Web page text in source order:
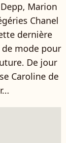
Marion
Chanel
dernière
mode pour
De jour
Caroline de